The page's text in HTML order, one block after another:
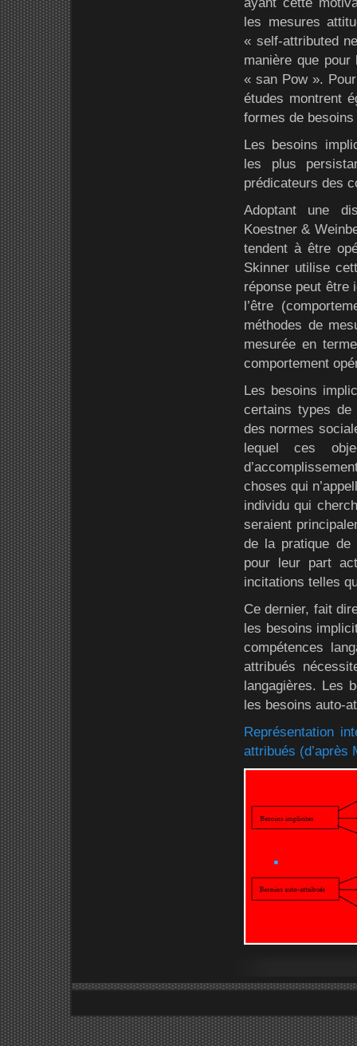
les mesures
« self-attributed
manière que
« san Pow ».
études montrent
formes de
Les besoins
les plus
prédicateurs des
Adoptant une
Koestner &
tendent à être
Skinner utilise
réponse peut être
l’être
méthodes de
mesurée en
comportement
Les besoins
certains types de
des normes
lequel ces
choses qui
individu qui
seraient
de la pratique de
pour leur part
incitations telles
Ce dernier, fait
les besoins
compétences
attribués
langagières. Les
les besoins auto-
Représentation
attribués (d’après